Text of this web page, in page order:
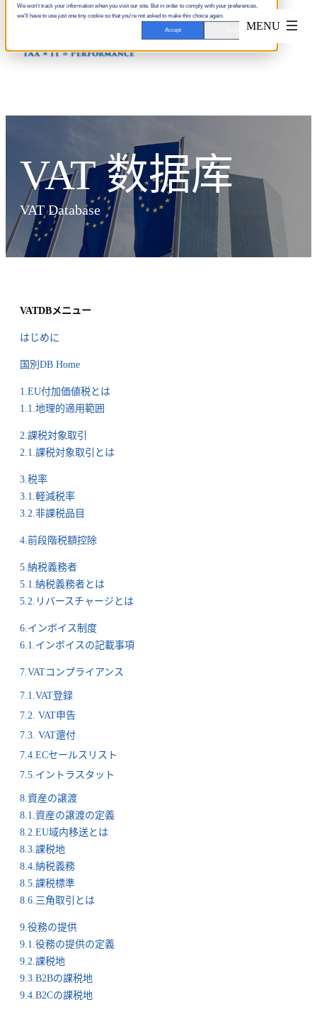
We won't track your information when you visit our site. But in order to comply with your preferences,
we'll have to use just one tiny cookie so that you're not asked to make this choice again.
Accept
VAT 数据库
VAT Database
VATDBメニュー
はじめに
国別DB Home
1.EU付加価値税とは
1.1.地理的適用範囲
2.課税対象取引
2.1.課税対象取引とは
3.税率
3.1.軽減税率
3.2.非課税品目
4.前段階税額控除
5.納税義務者
5.1.納税義務者とは
5.2.リバースチャージとは
6.インボイス制度
6.1.インボイスの記載事項
7.VATコンプライアンス
7.1.VAT登録
7.2. VAT申告
7.3. VAT還付
7.4.ECセールスリスト
7.5.イントラスタット
8.資産の譲渡
8.1.資産の譲渡の定義
8.2.EU域内移送とは
8.3.課税地
8.4.納税義務
8.5.課税標準
8.6.三角取引とは
9.役務の提供
9.1.役務の提供の定義
9.2.課税地
9.3.B2Bの課税地
9.4.B2Cの課税地